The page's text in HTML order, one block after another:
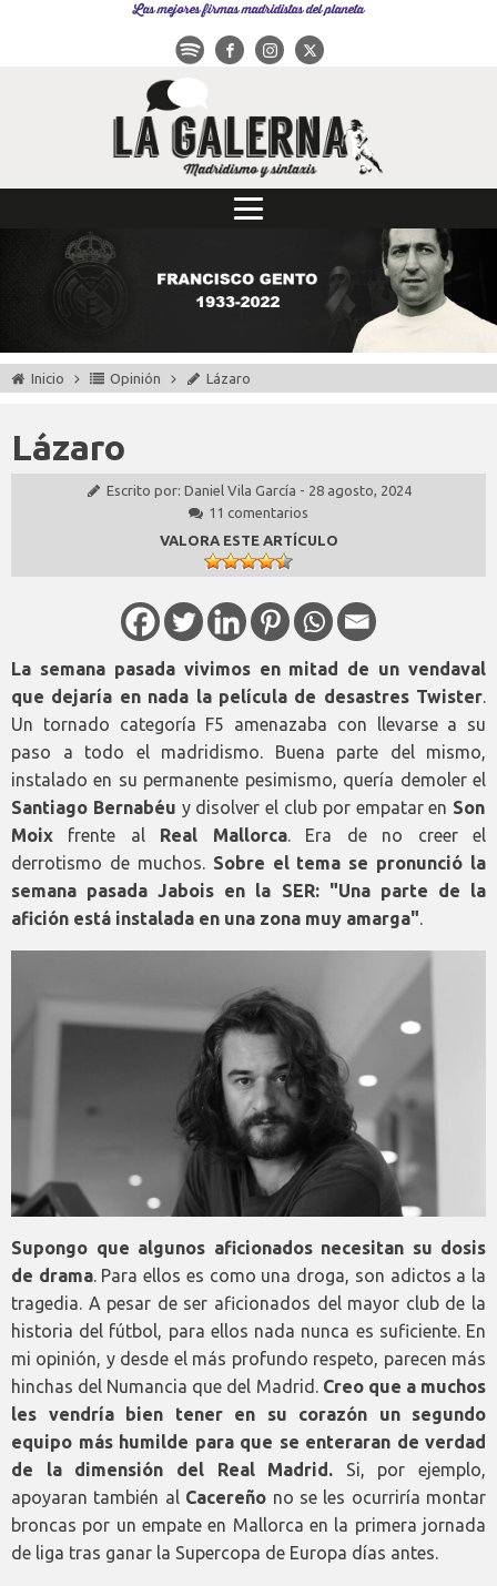
Las mejores firmas madridistas del planeta
Inicio Opinión Lázaro
Lázaro
Escrito por: Daniel Vila García - 28 agosto, 2024
11 comentarios
VALORA ESTE ARTÍCULO
La semana pasada vivimos en mitad de un vendaval
que dejaría en nada la película de desastres Twister.
Un tornado categoría F5 amenazaba con llevarse a su
paso a todo el madridismo. Buena parte del mismo,
instalado en su permanente pesimismo, quería demoler el
Santiago Bernabéu y disolver el club por empatar en Son
Moix frente al Real Mallorca. Era de no creer el
derrotismo de muchos. Sobre el tema se pronunció la
semana pasada Jabois en la SER: "Una parte de la
afición está instalada en una zona muy amarga".
Supongo que algunos aficionados necesitan su dosis
de drama. Para ellos es como una droga, son adictos a la
tragedia. A pesar de ser aficionados del mayor club de la
historia del fútbol, para ellos nada nunca es suficiente. En
mi opinión, y desde el más profundo respeto, parecen más
hinchas del Numancia que del Madrid. Creo que a muchos
les vendría bien tener en su corazón un segundo
equipo más humilde para que se enteraran de verdad
de la dimensión del Real Madrid. Si, por ejemplo,
apoyaran también al Cacereño no se les ocurriría montar
broncas por un empate en Mallorca en la primera jornada
de liga tras ganar la Supercopa de Europa días antes.